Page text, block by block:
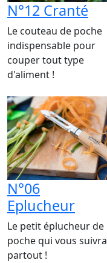
N°12 Cranté
Le couteau de poche
indispensable pour
couper tout type
d'aliment !
N°06
Eplucheur
Le petit éplucheur de
poche qui vous suivra
partout !